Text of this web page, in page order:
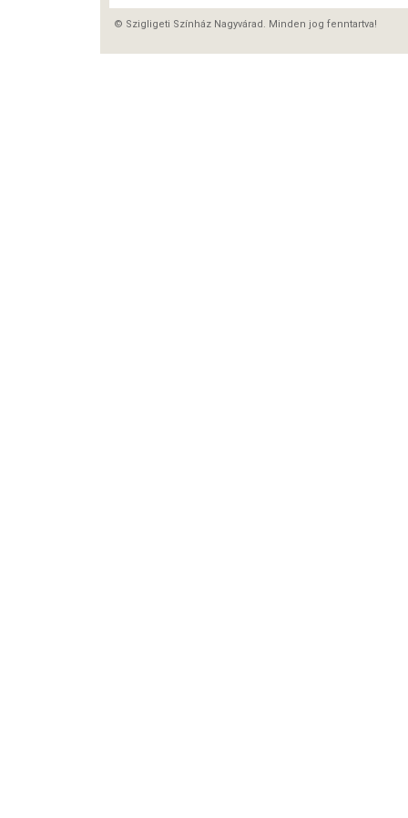
© Szigligeti Színház Nagyvárad. Minden jog fenntartva!